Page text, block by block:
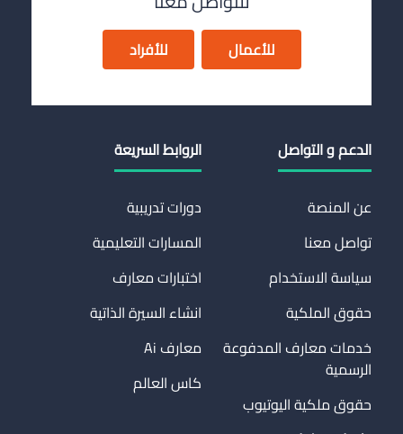
للأعمال للأفراد
الدعم و التواصل
عن المنصة
تواصل معنا
سياسة الاستخدام
حقوق الملكية
خدمات معارف المدفوعة
الرسمية
حقوق ملكية اليوتيوب
الروابط السريعة
دورات تدريبية
المسارات التعليمية
اختبارات معارف
انشاء السيرة الذاتية
معارف Ai
كاس العالم